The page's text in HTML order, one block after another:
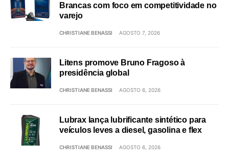
Brancas com foco em competitividade no
varejo
CHRISTIANE BENASSI AGOSTO 7, 2026
Litens promove Bruno Fragoso à
presidência global
CHRISTIANE BENASSI AGOSTO 6, 2026
Lubrax lança lubrificante sintético para
veículos leves a diesel, gasolina e flex
CHRISTIANE BENASSI AGOSTO 6, 2026